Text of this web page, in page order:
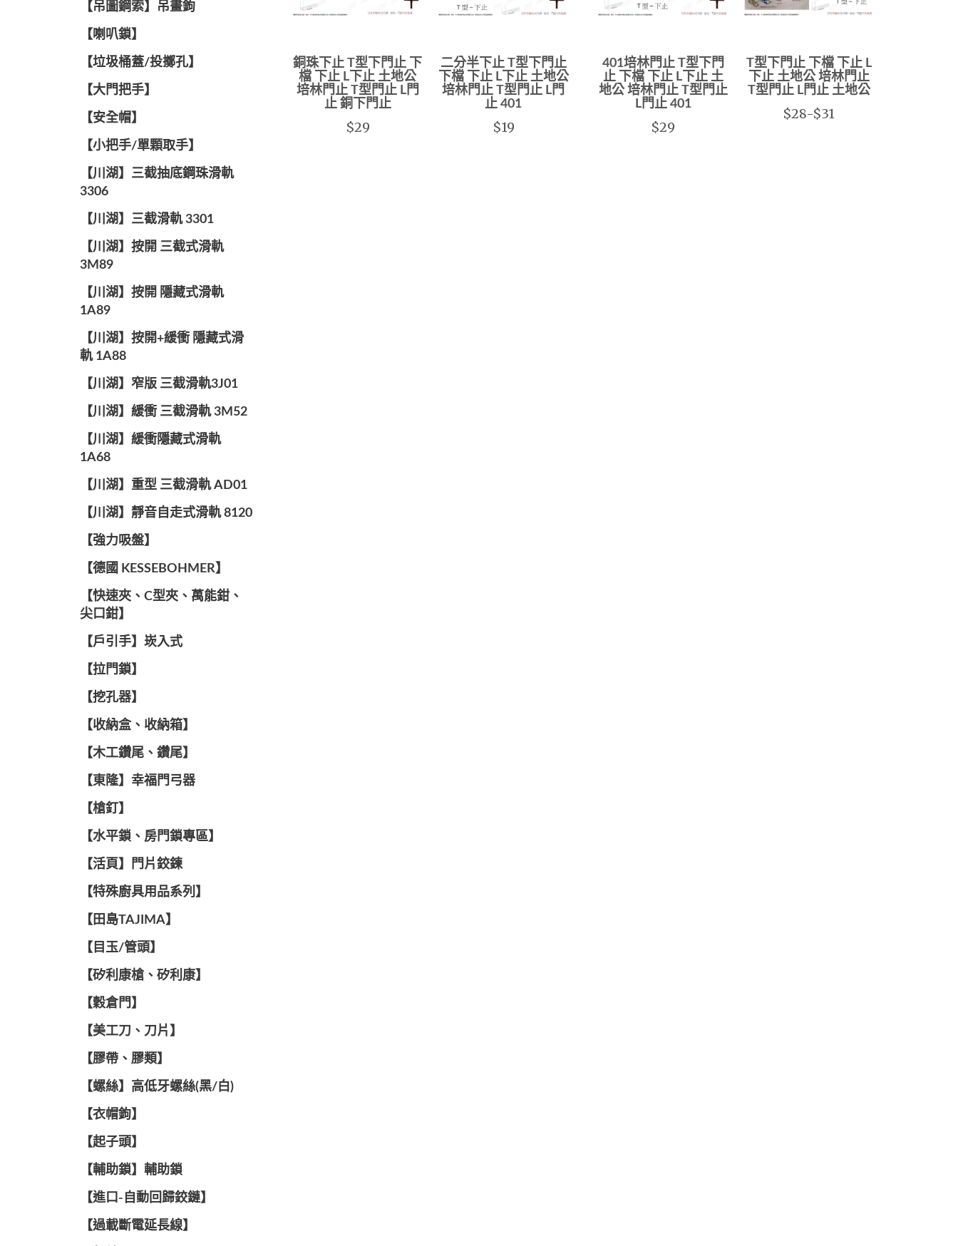
【吊圖鋼索】吊畫鉤
【喇叭鎖】
【垃圾桶蓋/投擲孔】
【大門把手】
【安全帽】
【小把手/單顆取手】
【川湖】三截抽底鋼珠滑軌
3306
【川湖】三截滑軌 3301
【川湖】按開 三截式滑軌
3M89
【川湖】按開 隱藏式滑軌
1A89
【川湖】按開+緩衝 隱藏式滑
軌 1A88
【川湖】窄版 三截滑軌3J01
【川湖】緩衝 三截滑軌 3M52
【川湖】緩衝隱藏式滑軌
1A68
【川湖】重型 三截滑軌 AD01
【川湖】靜音自走式滑軌 8120
【強力吸盤】
【德國 KESSEBOHMER】
【快速夾、C型夾、萬能鉗、
尖口鉗】
【戶引手】崁入式
【拉門鎖】
【挖孔器】
【收納盒、收納箱】
【木工鑽尾、鑽尾】
【東隆】幸福門弓器
【槍釘】
【水平鎖、房門鎖專區】
【活頁】門片鉸鍊
【特殊廚具用品系列】
【田島TAJIMA】
【目玉/管頭】
【矽利康槍、矽利康】
【穀倉門】
【美工刀、刀片】
【膠帶、膠類】
【螺絲】高低牙螺絲(黑/白)
【衣帽鉤】
【起子頭】
【輔助鎖】輔助鎖
【進口-自動回歸鉸鏈】
【過載斷電延長線】
銅珠下止 T型下門止 下
檔 下止 L下止 土地公
培林門止 T型門止 L門
止 銅下門止
$29
二分半下止 T型下門止
下檔 下止 L下止 土地公
培林門止 T型門止 L門
止 401
$19
401培林門止 T型下門
止 下檔 下止 L下止 土
地公 培林門止 T型門止
L門止 401
$29
T型下門止 下檔 下止 L
下止 土地公 培林門止
T型門止 L門止 土地公
$28-$31